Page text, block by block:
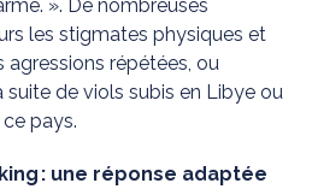
». De nombreuses
les stigmates physiques et
répétées, ou
de viols subis en Libye ou
pays.
: une réponse adaptée